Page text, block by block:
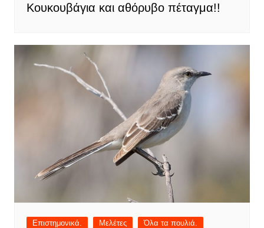
Κουκουβάγια και αθόρυβο πέταγμα!!
Επιστημονικά. Μελέτες Όλα τα πουλιά.